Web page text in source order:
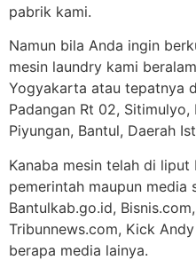
pabrik kami.
Namun bila Anda ingin
mesin laundry kami
Yogyakarta atau tepatnya
Padangan Rt 02, Sitimulyo,
Piyungan, Bantul, Daerah
Kanaba mesin telah di
pemerintah maupun media
Bantulkab.go.id,
Tribunnews.com, Kick
berapa media lainya.